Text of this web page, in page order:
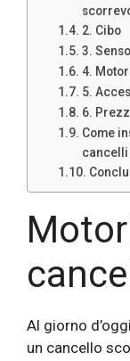
2. Cibo
3.
4.
5.
6.
Come
Al giorno
un cancello